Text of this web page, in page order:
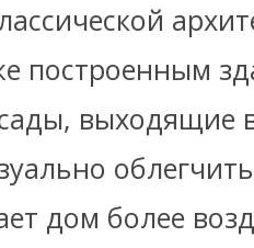
построенным
выходящие
дом более